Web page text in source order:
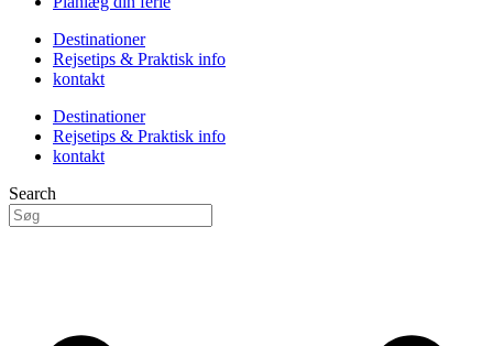
Destinationer
Rejsetips & Praktisk info
kontakt
Destinationer
Rejsetips & Praktisk info
kontakt
Search